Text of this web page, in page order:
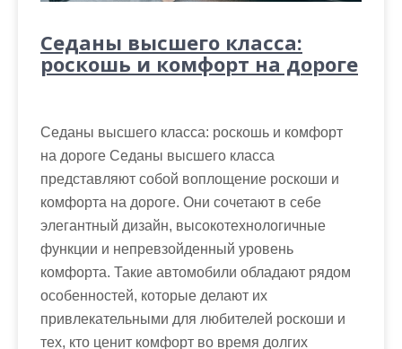
Седаны высшего класса:
роскошь и комфорт на дороге
Седаны высшего класса: роскошь и комфорт
на дороге Седаны высшего класса
представляют собой воплощение роскоши и
комфорта на дороге. Они сочетают в себе
элегантный дизайн, высокотехнологичные
функции и непревзойденный уровень
комфорта. Такие автомобили обладают рядом
особенностей, которые делают их
привлекательными для любителей роскоши и
тех, кто ценит комфорт во время долгих